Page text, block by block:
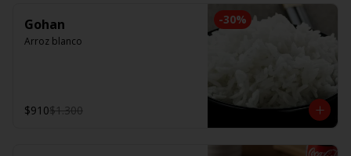
-30%
Gohan
Arroz blanco
$910$1.300